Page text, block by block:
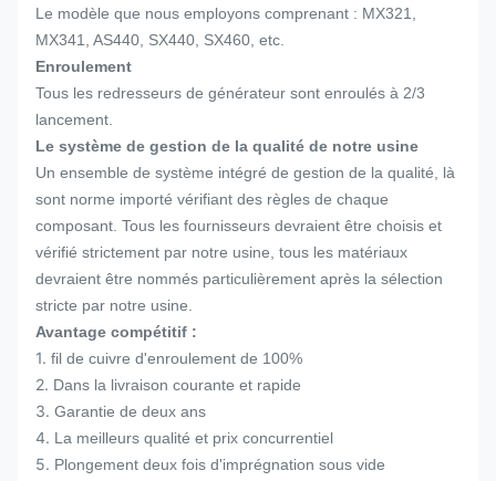
Le modèle que nous employons comprenant : MX321,
MX341, AS440, SX440, SX460, etc.
Enroulement
Tous les redresseurs de générateur sont enroulés à 2/3
lancement.
Le système de gestion de la qualité de notre usine
Un ensemble de système intégré de gestion de la qualité, là
sont norme importé vérifiant des règles de chaque
composant. Tous les fournisseurs devraient être choisis et
vérifié strictement par notre usine, tous les matériaux
devraient être nommés particulièrement après la sélection
stricte par notre usine.
Avantage compétitif :
1. fil de cuivre d'enroulement de 100%
2. Dans la livraison courante et rapide
3. Garantie de deux ans
4. La meilleurs qualité et prix concurrentiel
5. Plongement deux fois d'imprégnation sous vide